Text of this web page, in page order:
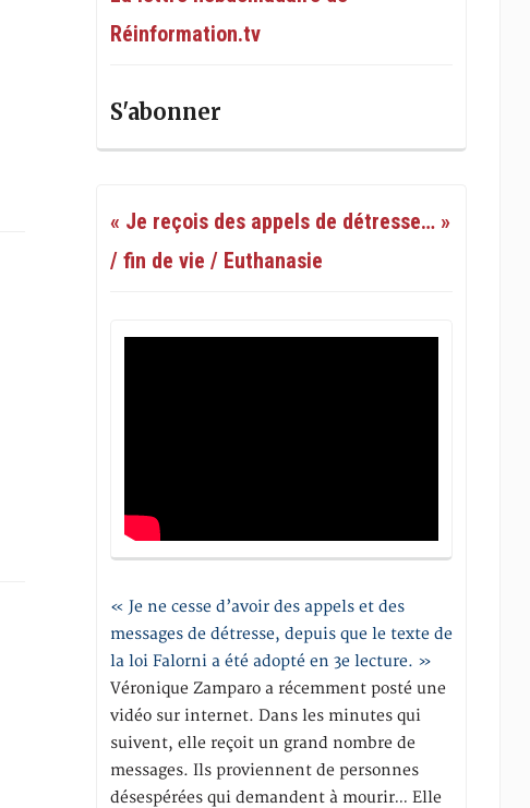
Réinformation.tv
S'abonner
« Je reçois des appels de détresse… »
/ fin de vie / Euthanasie
« Je ne cesse d’avoir des appels et des
messages de détresse, depuis que le texte de
la loi Falorni a été adopté en 3e lecture. »
Véronique Zamparo a récemment posté une
vidéo sur internet. Dans les minutes qui
suivent, elle reçoit un grand nombre de
messages. Ils proviennent de personnes
désespérées qui demandent à mourir… Elle